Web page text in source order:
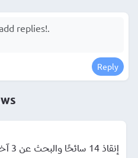
Reply
إنقاذ 14 سائحًا والبحث عن 3 آخرين إثر احتراق مركب سياح...